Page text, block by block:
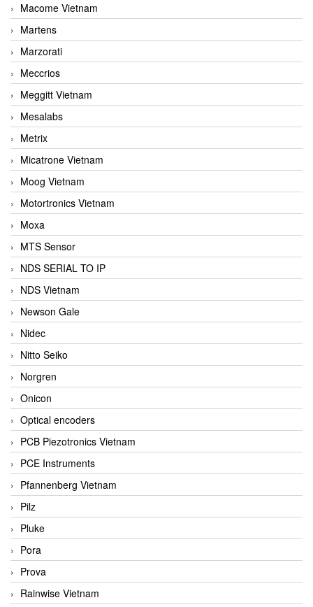
Macome Vietnam
Martens
Marzorati
Meccrios
Meggitt Vietnam
Mesalabs
Metrix
Micatrone Vietnam
Moog Vietnam
Motortronics Vietnam
Moxa
MTS Sensor
NDS SERIAL TO IP
NDS Vietnam
Newson Gale
Nidec
Nitto Seiko
Norgren
Onicon
Optical encoders
PCB Piezotronics Vietnam
PCE Instruments
Pfannenberg Vietnam
Pilz
Pluke
Pora
Prova
Rainwise Vietnam